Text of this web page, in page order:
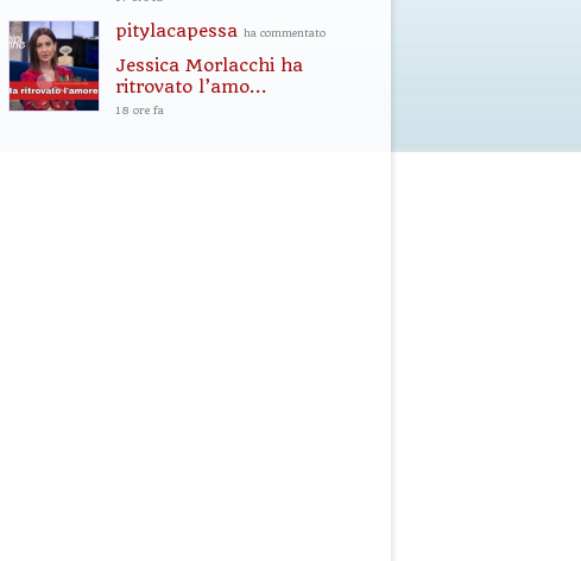
pitylacapessa ha commentato
Jessica Morlacchi ha
ritrovato l’amo...
18 ore fa